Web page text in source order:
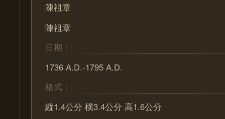
陳祖章
陳祖章
日期：
1736 A.D.-1795 A.D.
格式：
縱1.4公分 橫3.4公分 高1.6公分